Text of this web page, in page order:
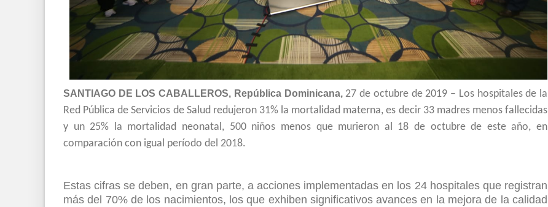
SANTIAGO DE LOS CABALLEROS, República Dominicana,27 de octubre de 2019 – Los hospitales de la
Red Pública de Servicios de Salud redujeron 31% la mortalidad materna, es decir 33 madres menos fallecidas
y un 25% la mortalidad neonatal, 500 niños menos que murieron al 18 de octubre de este año, en
comparación con igual período del 2018.
Estas cifras se deben, en gran parte, a acciones implementadas en los 24 hospitales que registran
más del 70% de los nacimientos, los que exhiben significativos avances en la mejora de la calidad